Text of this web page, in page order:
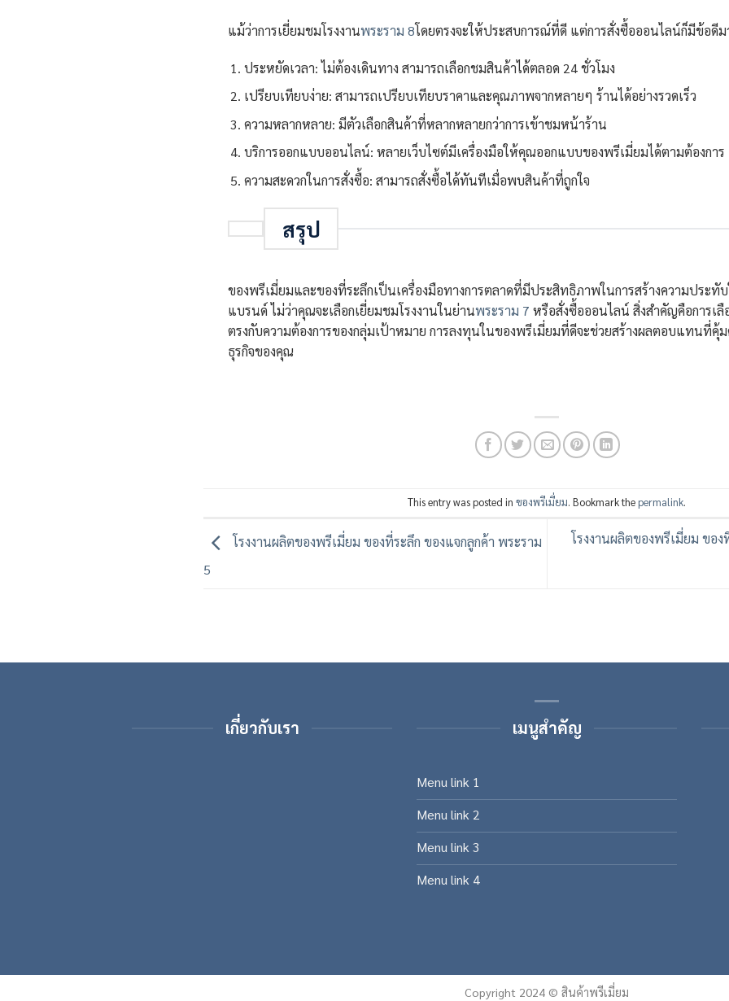
แม้ว่าการเยี่ยมชมโรงงานพระราม 8โดยตรงจะให้ประสบการณ์ที่ดี แต่การสั่งซื้อออนไลน์ก็มีข้อดีม
ประหยัดเวลา: ไม่ต้องเดินทาง สามารถเลือกชมสินค้าได้ตลอด 24 ชั่วโมง
เปรียบเทียบง่าย: สามารถเปรียบเทียบราคาและคุณภาพจากหลายๆ ร้านได้อย่างรวดเร็ว
ความหลากหลาย: มีตัวเลือกสินค้าที่หลากหลายกว่าการเข้าชมหน้าร้าน
บริการออกแบบออนไลน์: หลายเว็บไซต์มีเครื่องมือให้คุณออกแบบของพรีเมี่ยมได้ตามต้องการ
ความสะดวกในการสั่งซื้อ: สามารถสั่งซื้อได้ทันทีเมื่อพบสินค้าที่ถูกใจ
สรุป
ของพรีเมี่ยมและของที่ระลึกเป็นเครื่องมือทางการตลาดที่มีประสิทธิภาพในการสร้างความประทั
แบรนด์ ไม่ว่าคุณจะเลือกเยี่ยมชมโรงงานในย่านพระราม 7 หรือสั่งซื้อออนไลน์ สิ่งสำคัญคือการเ
ตรงกับความต้องการของกลุ่มเป้าหมาย การลงทุนในของพรีเมี่ยมที่ดีจะช่วยสร้างผลตอบแทนที่คุ้
ธุรกิจของคุณ
This entry was posted in ของพรีเมี่ยม. Bookmark thepermalink.
โรงงานผลิตของพรีเมี่ยม ของที่ระลึก ของแจกลูกค้า พระราม
5
โรงงานผลิตของพรีเมี่ยม ขอ
เกี่ยวกับเรา เมนูสำคัญ
Menu link 1
Menu link 2
Menu link 3
Menu link 4
Copyright 2024 © สินค้าพรีเมี่ยม